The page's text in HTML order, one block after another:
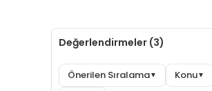
Değerlendirmeler (3)
Önerilen Sıralama▼ Konu▼